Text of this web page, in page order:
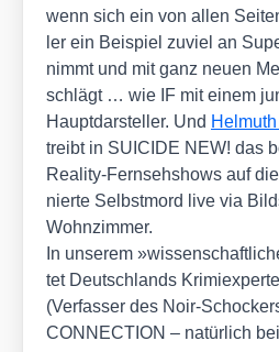
wenn sich ein von allen
ler ein Bei­spiel zuviel an
nimmt und mit ganz neu­en
schlägt … wie IF mit einem
Haupt­dar­stel­ler. Und
treibt in SUICIDE NEW! das
Rea­li­ty-Fern­seh­shows auf
nier­te Selbst­mord live via
Wohn­zim­mer.
In unse­rem
tet Deutsch­lands Kri­mi­ex­per­te
(Ver­fas­ser des Noir-
CONNECTION – natür­lich